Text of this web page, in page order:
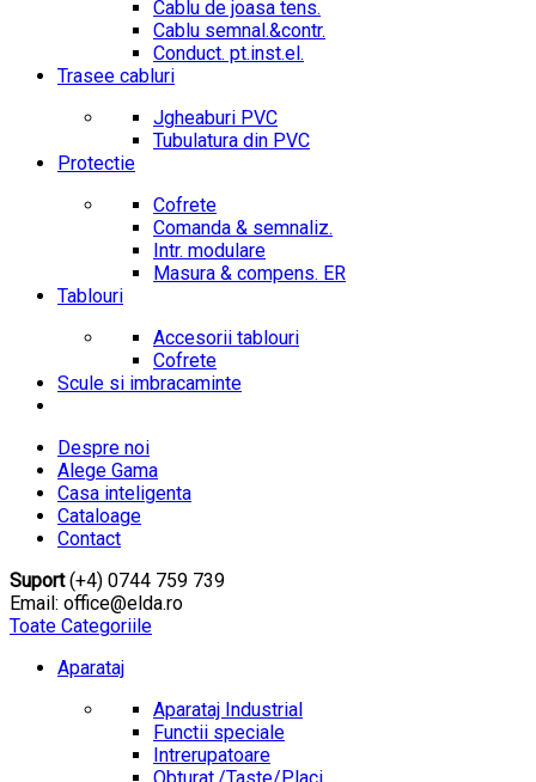
Cablu de joasa tens.
Cablu semnal.&contr.
Conduct. pt.inst.el.
Trasee cabluri
Jgheaburi PVC
Tubulatura din PVC
Protectie
Cofrete
Comanda & semnaliz.
Intr. modulare
Masura & compens. ER
Tablouri
Accesorii tablouri
Cofrete
Scule si imbracaminte
Despre noi
Alege Gama
Casa inteligenta
Cataloage
Contact
Suport(+4) 0744 759 739
Email: office@elda.ro
Toate Categoriile
Aparataj
Aparataj Industrial
Functii speciale
Intrerupatoare